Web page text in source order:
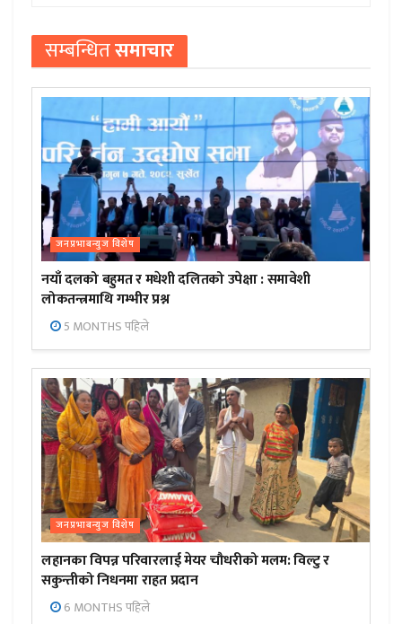
सम्बन्धितसमाचार
जनप्रभाबन्युज विशेष
नयाँ दलको बहुमत र मधेशी दलितको उपेक्षा : समावेशी
लोकतन्त्रमाथि गम्भीर प्रश्न
5 MONTHS पहिले
जनप्रभाबन्युज विशेष
लहानका विपन्न परिवारलाई मेयर चौधरीको मलम: विल्टु र
सकुन्तीको निधनमा राहत प्रदान
6 MONTHS पहिले